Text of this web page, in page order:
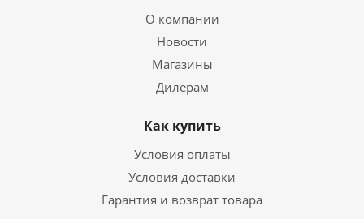
О компании
Новости
Магазины
Дилерам
Как купить
Условия оплаты
Условия доставки
Гарантия и возврат товара